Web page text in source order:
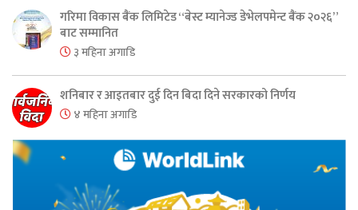
गरिमा विकास बैंक लिमिटेड “बेस्ट म्यानेज्ड डेभेलपमेन्ट बैंक २०२६”
बाट सम्मानित
३ महिना अगाडि
शनिबार र आइतबार दुई दिन बिदा दिने सरकारको निर्णय
४ महिना अगाडि